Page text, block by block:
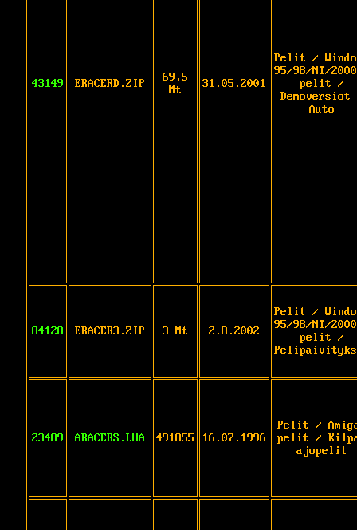
43149 ERACERD.ZIP
69,5
Mt
31.05.2001
Pelit /
95/98/NT/
pelit /
Auto
84128 ERACER3.ZIP 3 Mt 2.8.2002
Pelit /
95/98/NT/
pelit /
23489 ARACERS.LHA 491855 16.07.1996
Pelit /
pelit /
ajopelit